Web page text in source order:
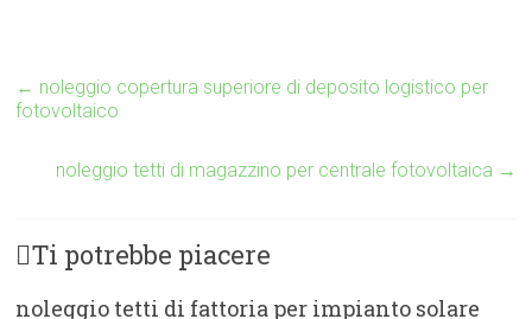
← noleggio copertura superiore di deposito logistico per
fotovoltaico
noleggio tetti di magazzino per centrale fotovoltaica →
Ti potrebbe piacere
noleggio tetti di fattoria per impianto solare